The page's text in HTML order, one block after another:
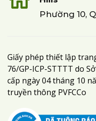
Phường 10,
Giấy phép thiết lập
76/GP-ICP-STTTT do
cấp ngày 04 tháng 10
truyền thông PVFCCo